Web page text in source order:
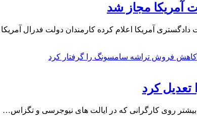
آمریکا مجاز شد
آمریکا اعلام کرده کارمندان دولت فدرال
تعدیل کرد
بیشتر روی کارگرانی که در ایالت های نیوجرسی و تگزاس…